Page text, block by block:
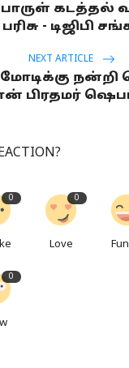
கடத்தல்
- டிஜிபி
NEXT ARTICLE
மோடிக்கு நன்றி
பிரதமர்
0 0
Love
0